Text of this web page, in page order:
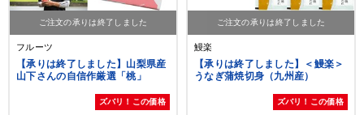
ご注文の承りは終了しました
フルーツ
【承りは終了しました】山梨県産
山下さんの自信作厳選「桃」
ズバリ！この価格
ご注文の承りは終了しました
鰻楽
【承りは終了しました】＜鰻楽＞
うなぎ蒲焼切身（九州産）
ズバリ！この価格